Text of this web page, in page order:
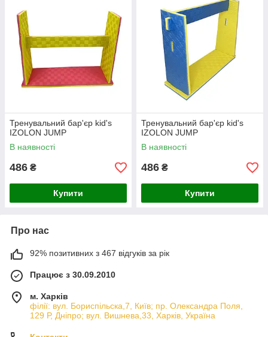
Тренувальний бар'єр kid's
IZOLON JUMP
В наявності
486 ₴
Купити
Тренувальний бар'єр kid's
IZOLON JUMP
В наявності
486 ₴
Купити
Про нас
92% позитивних з 467 відгуків за рік
Працює з 30.09.2010
м. Харків
філії: вул. Бориcпільска,7, Київ; пр. Олександра Поля,
129 Р, Дніпро; вул. Вишнева,33, Харків, Україна